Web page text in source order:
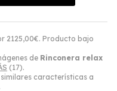
2125,00€. Producto bajo
de Rinconera relax
(17).
características a